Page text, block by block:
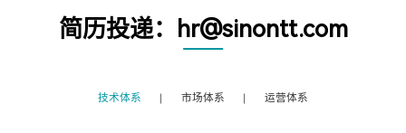
简历投递：hr@sinontt.com
技术体系 市场体系 运营体系